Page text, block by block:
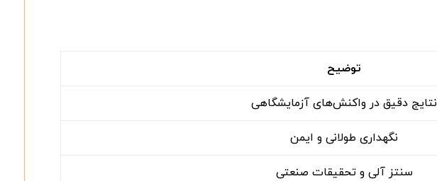
توضیح
نتایج دقیق در واکنش‌های آزمایشگاهی
نگهداری طولانی و ایمن
سنتز آلی و تحقیقات صنعتی